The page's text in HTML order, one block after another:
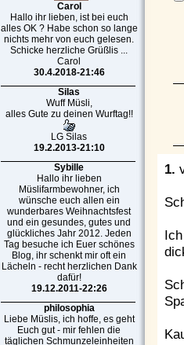
Carol
Hallo ihr lieben, ist bei euch
alles OK ? Habe schon so lange
nichts mehr von euch gelesen.
Schicke herzliche Grüßlis ...
Carol
30.4.2018-21:46
Silas
Wuff Müsli,
alles Gute zu deinen Wurftag!!
LG Silas
19.2.2013-21:10
Sybille
Hallo ihr lieben
Müslifarmbewohner, ich
wünsche euch allen ein
wunderbares Weihnachtsfest
und ein gesundes, gutes und
glückliches Jahr 2012. Jeden
Tag besuche ich Euer schönes
Blog, ihr schenkt mir oft ein
Lächeln - recht herzlichen Dank
dafür!
19.12.2011-22:26
philosophia
Liebe Müslis, ich hoffe, es geht
Euch gut - mir fehlen die
täglichen Schmunzeleinheiten
1.